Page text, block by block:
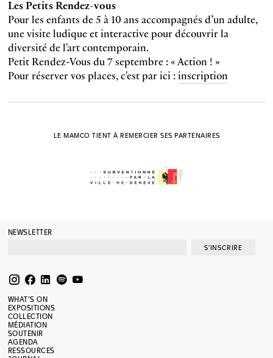
Les Petits Rendez-vous
Pour les enfants de 5 à 10 ans accompagnés d’un adulte,
une visite ludique et interactive pour découvrir la
diversité de l'art contemporain.
Petit Rendez-Vous du 7 septembre : « Action ! »
Pour réserver vos places, c'est par ici :inscription
LE MAMCO TIENT À REMERCIER SES PARTENAIRES
NEWSLETTER
S'INSCRIRE
WHAT’S ON
EXPOSITIONS
COLLECTION
MÉDIATION
SOUTENIR
AGENDA
RESSOURCES